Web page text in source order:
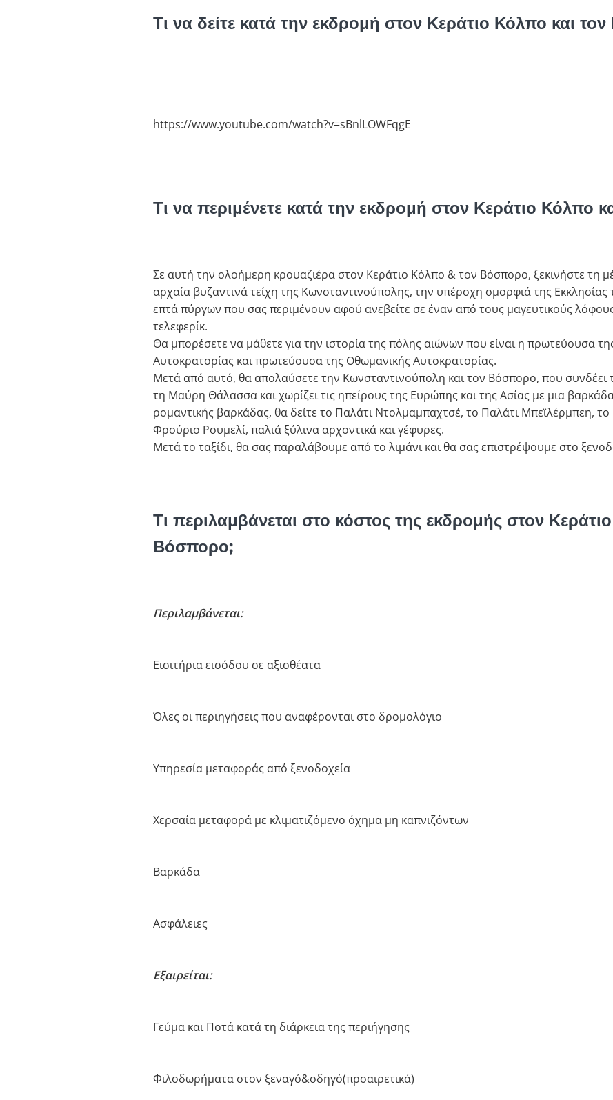
Τι να δείτε κατά την εκδρομή στον Κεράτιο Κόλπο και
https://www.youtube.com/watch?v=sBnlLOWFqgE
Τι να περιμένετε κατά την εκδρομή στον Κεράτιο Κόλπο
Σε αυτή την ολοήμερη κρουαζιέρα στον Κεράτιο Κόλπο & τον Βόσπορο, ξεκινήστε τη
αρχαία βυζαντινά τείχη της Κωνσταντινούπολης, την υπέροχη ομορφιά της
επτά πύργων που σας περιμένουν αφού ανεβείτε σε έναν από τους μαγευτικούς
τελεφερίκ.
Θα μπορέσετε να μάθετε για την ιστορία της πόλης αιώνων που είναι η πρωτεύουσα
Αυτοκρατορίας και πρωτεύουσα της Οθωμανικής Αυτοκρατορίας.
Μετά από αυτό, θα απολαύσετε την Κωνσταντινούπολη και τον Βόσπορο, που
τη Μαύρη Θάλασσα και χωρίζει τις ηπείρους της Ευρώπης και της Ασίας με μια
ρομαντικής βαρκάδας, θα δείτε το Παλάτι Ντολμαμπαχτσέ, το Παλάτι Μπεϊλέρμπεη, το
Φρούριο Ρουμελί, παλιά ξύλινα αρχοντικά και γέφυρες.
Μετά το ταξίδι, θα σας παραλάβουμε από το λιμάνι και θα σας επιστρέψουμε στο
Τι περιλαμβάνεται στο κόστος της εκδρομής στον
Βόσπορο;
Περιλαμβάνεται:
Εισιτήρια εισόδου σε αξιοθέατα
Όλες οι περιηγήσεις που αναφέρονται στο δρομολόγιο
Υπηρεσία μεταφοράς από ξενοδοχεία
Χερσαία μεταφορά με κλιματιζόμενο όχημα μη καπνιζόντων
Βαρκάδα
Ασφάλειες
Εξαιρείται:
Γεύμα και Ποτά κατά τη διάρκεια της περιήγησης
Φιλοδωρήματα στον ξεναγό&οδηγό(προαιρετικά)